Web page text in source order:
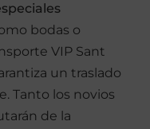
bodas o
VIP Sant
un traslado
Tanto los novios
de la